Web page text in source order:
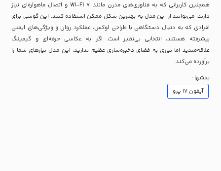
همچنین کاربرانی که به فناوری‌های مدرن مانند Wi-Fi 7 و اتصال ماهواره‌ای نیاز
دارند، می‌توانند از این مدل به بهترین شکل ممکن استفاده کنند. این گوشی برای
افرادی که به دنبال دستگاهی با طراحی لوکس، عملکرد روان و ویژگی‌های ایمنی
پیشرفته هستند، انتخابی بی‌نظیر است. اگر به عکاسی حرفه‌ای و گیمینگ
علاقه‌مندید اما نیازی به فضای ذخیره‌سازی عظیم ندارید، این مدل نیازهای شما را
برآورده می‌کند.
بخشها :
آیفون ۱۷ پرو